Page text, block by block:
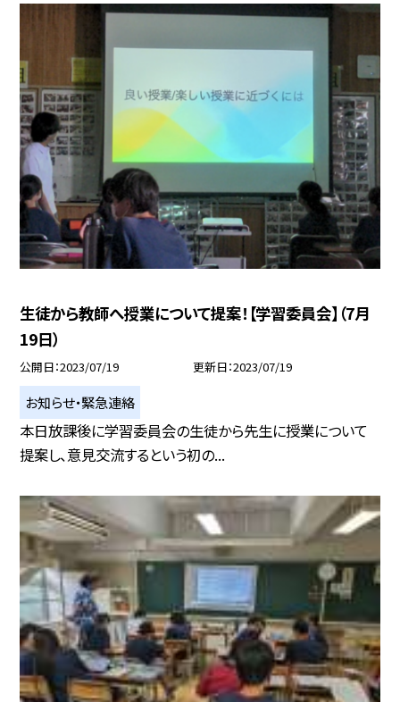
生徒から教師へ授業について提案！【学習委員会】（7月
19日）
公開日 2023/07/19 更新日 2023/07/19
お知らせ・緊急連絡
本日放課後に学習委員会の生徒から先生に授業について
提案し、意見交流するという初の...